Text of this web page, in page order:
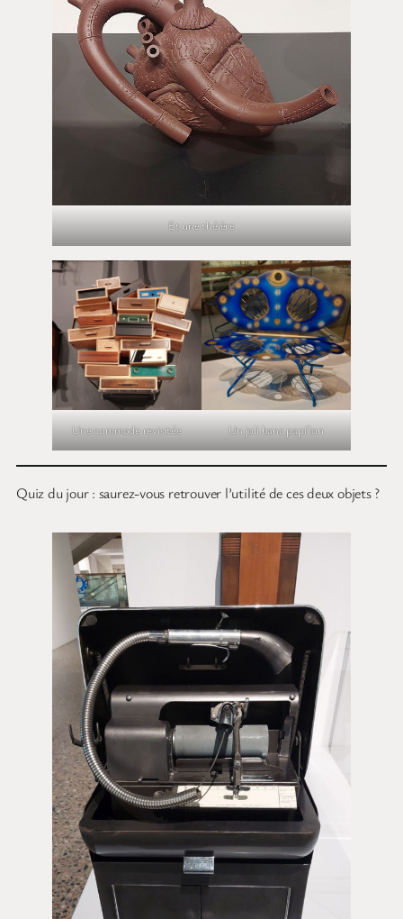
Et une théière
Une commode revisitée Un joli banc papillon
Quiz du jour : saurez-vous retrouver l’utilité de ces deux objets ?